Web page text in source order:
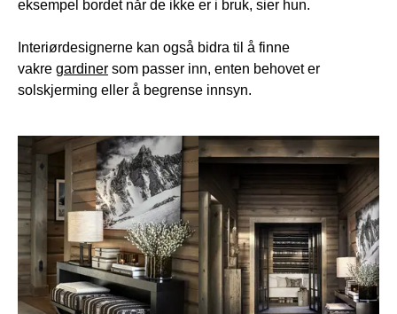
eksempel bordet når de ikke er i bruk, sier hun.
Interiørdesignerne kan også bidra til å finne
vakre gardiner som passer inn, enten behovet er
solskjerming eller å begrense innsyn.